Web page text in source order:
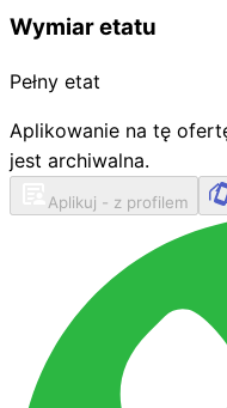
Wymiar etatu
Pełny etat
Aplikowanie na tę
jest archiwalna.
Aplikuj - z profilem